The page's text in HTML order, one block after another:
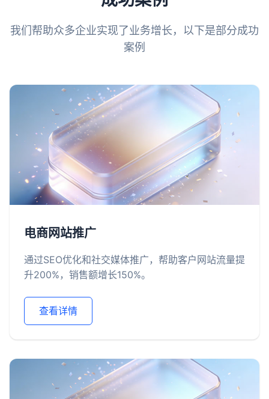
我们帮助众多企业实现了业务增长，以下是部分成功
案例
电商网站推广
通过SEO优化和社交媒体推广，帮助客户网站流量提
升200%，销售额增长150%。
查看详情